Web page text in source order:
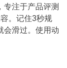
专注于产品评测
。记住3秒规
会滑过。使用动